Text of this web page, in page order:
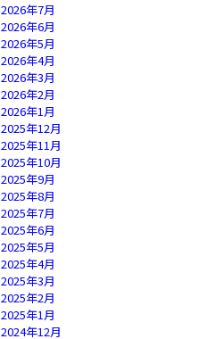
2026年7月
2026年6月
2026年5月
2026年4月
2026年3月
2026年2月
2026年1月
2025年12月
2025年11月
2025年10月
2025年9月
2025年8月
2025年7月
2025年6月
2025年5月
2025年4月
2025年3月
2025年2月
2025年1月
2024年12月